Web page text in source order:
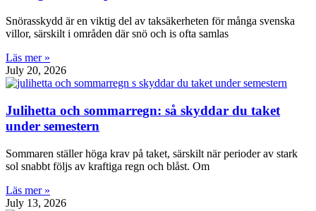
Snörasskydd är en viktig del av taksäkerheten för många svenska
villor, särskilt i områden där snö och is ofta samlas
Läs mer »
July 20, 2026
Julihetta och sommarregn: så skyddar du taket
under semestern
Sommaren ställer höga krav på taket, särskilt när perioder av stark
sol snabbt följs av kraftiga regn och blåst. Om
Läs mer »
July 13, 2026